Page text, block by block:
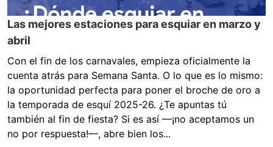
Las mejores estaciones para esquiar en marzo y
abril
Con el fin de los carnavales, empieza oficialmente la
cuenta atrás para Semana Santa. O lo que es lo mismo:
la oportunidad perfecta para poner el broche de oro a
la temporada de esquí 2025-26. ¿Te apuntas tú
también al fin de fiesta? Si es así —¡no aceptamos un
no por respuesta!—, abre bien los...